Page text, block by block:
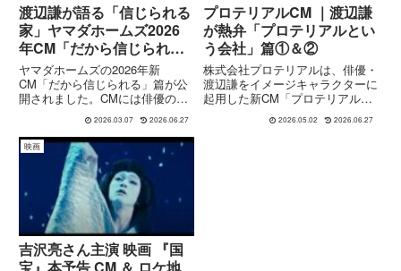
渡辺謙が語る「信じられる
家」ヤマダホームズ2026
年CM「だから信じられ
る」篇
ヤマダホームズの2026年新
CM「だから信じられる」篇が公
開されました。CMには俳優の渡
辺謙さんが出演。住宅展示場を訪
れ、スマートハウスの快適性や機
能性を実際に体感する姿を通じ
て、住まいの品質や信頼性を表現
しています。本CMは、ヤマダホ
2026.03.07 2026.06.27
プロテリアルCM ｜渡辺謙
が熱弁「プロテリアルとい
う会社」篇①＆②
株式会社プロテリアルは、俳優・
渡辺謙をイメージキャラクターに
起用した新CM「プロテリアルと
いう会社」篇①②（15秒／30
秒）を2026年5月1日より放送開
2026.05.02 2026.06.27
映画
吉沢亮さん主演 映画 『国
宝』本予告 CM ＆ ロケ地